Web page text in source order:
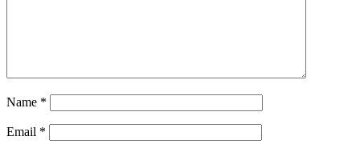
Name *
Email *